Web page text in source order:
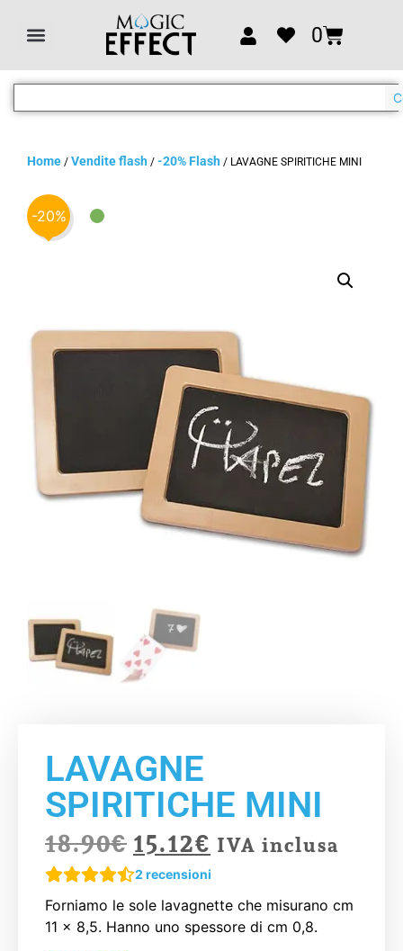
0
Home / Vendite flash / -20% Flash / LAVAGNE SPIRITICHE MINI
-20%
LAVAGNE
SPIRITICHE MINI
18.90€15.12€ IVA inclusa
2 recensioni
Forniamo le sole lavagnette che misurano cm
11 x 8,5. Hanno uno spessore di cm 0,8.